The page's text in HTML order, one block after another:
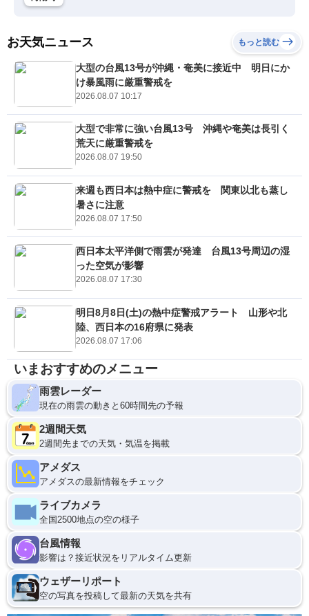
お天気ニュース もっと読む
大型の台風13号が沖縄・奄美に接近中 明日にか
け暴風雨に厳重警戒を
2026.08.07 10:17
大型で非常に強い台風13号 沖縄や奄美は長引く
荒天に厳重警戒を
2026.08.07 19:50
来週も西日本は熱中症に警戒を 関東以北も蒸し
暑さに注意
2026.08.07 17:50
西日本太平洋側で雨雲が発達 台風13号周辺の湿
った空気が影響
2026.08.07 17:30
明日8月8日(土)の熱中症警戒アラート 山形や北
陸、西日本の16府県に発表
2026.08.07 17:06
いまおすすめのメニュー
雨雲レーダー
現在の雨雲の動きと60時間先の予報
2週間天気
2週間先までの天気・気温を掲載
アメダス
アメダスの最新情報をチェック
ライブカメラ
全国2500地点の空の様子
台風情報
影響は？接近状況をリアルタイム更新
ウェザーリポート
空の写真を投稿して最新の天気を共有